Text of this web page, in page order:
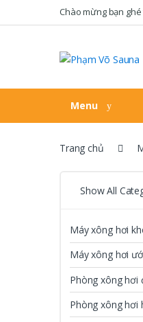
to
to
Chào mừng bạn
Menu
Trang chủ
Show All
Máy xông hơi
Máy xông hơi
Phòng xông hơi
Phòng xông hơi